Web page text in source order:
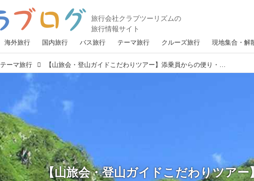
海外旅行 国内旅行 バス旅行 テーマ旅行 クルーズ旅行 現地集合・解
テーマ旅行 【山旅会・登山ガイドこだわりツアー】添乗員からの便り・鏡平から弓折岳ツアーに行ってきました！（その２）
【山旅会・登山ガイドこだわりツア